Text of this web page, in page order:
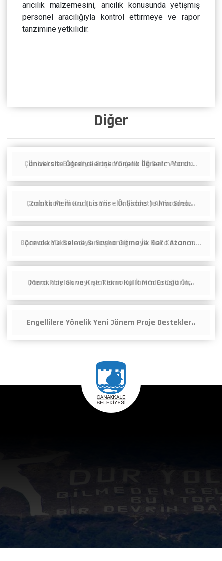
Diğer
Üniversite Öğrencilerine Yönelik Öğrenim Yardı..
Zabıta Memuru (Lisans - Önlisans ) Alımı Sına..
Görevde Yükselme Sınavına Girmeye Hak Kazanan ..
Mera, Yaylak ve Kışlakların Kullanım Esasların..
Engellilere Yönelik Yeni Dönem Proje Destekler..
arıcılık malzemesini, arıcılık konusunda yetişmiş
personel aracılığıyla kontrol ettirmeye ve rapor
tanzimine yetkilidir.